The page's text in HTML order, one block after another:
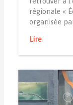
régionale «
organisée par
Lire